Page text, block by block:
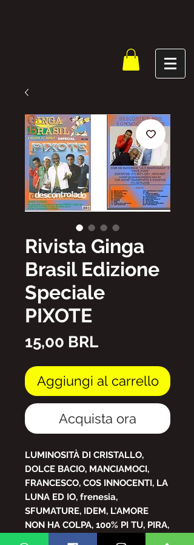
Rivista Ginga
Brasil Edizione
Speciale
PIXOTE
15,00 BRLPrezzo
Aggiungi al carrello
Acquista ora
LUMINOSITÀ DI CRISTALLO,
DOLCE BACIO, MANCIAMOCI,
FRANCESCO, COS INNOCENTI, LA
LUNA ED IO, frenesia,
SFUMATURE, IDEM, L'AMORE
NON HA COLPA, 100% PI TU, PIRA,